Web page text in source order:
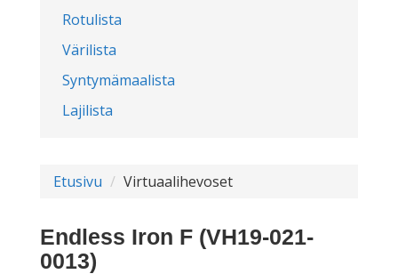
Rotulista
Värilista
Syntymämaalista
Lajilista
Etusivu Virtuaalihevoset
Endless Iron F (VH19-021-
0013)